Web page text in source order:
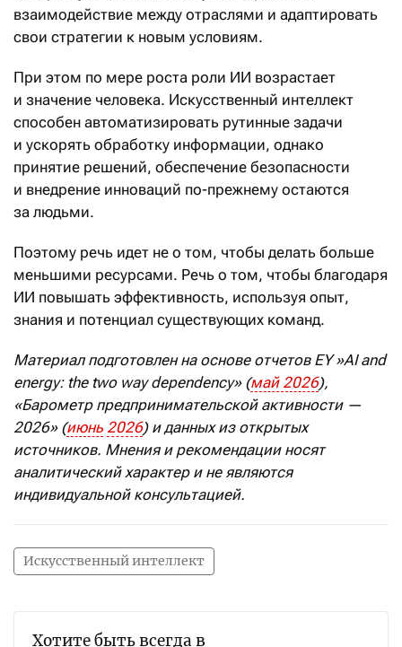
взаимодействие между отраслями и адаптировать
свои стратегии к новым условиям.
При этом по мере роста роли ИИ возрастает
и значение человека. Искусственный интеллект
способен автоматизировать рутинные задачи
и ускорять обработку информации, однако
принятие решений, обеспечение безопасности
и внедрение инноваций по-прежнему остаются
за людьми.
Поэтому речь идет не о том, чтобы делать больше
меньшими ресурсами. Речь о том, чтобы благодаря
ИИ повышать эффективность, используя опыт,
знания и потенциал существующих команд.
Материал подготовлен на основе отчетов EY»AI and
energy: the two way dependency» (май 2026),
«Барометр предпринимательской активности —
2026» (июнь 2026) и данных из открытых
источников. Мнения и рекомендации носят
аналитический характер и не являются
индивидуальной консультацией.
Искусственный интеллект
Хотите быть всегда в